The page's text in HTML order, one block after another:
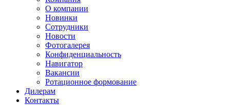
О компании
Новинки
Сотрудники
Новости
Фотогалерея
Конфиденциальность
Навигатор
Вакансии
Ротационное формование
Дилерам
Контакты